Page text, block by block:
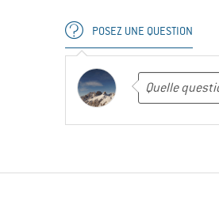
POSEZ UNE QUESTION